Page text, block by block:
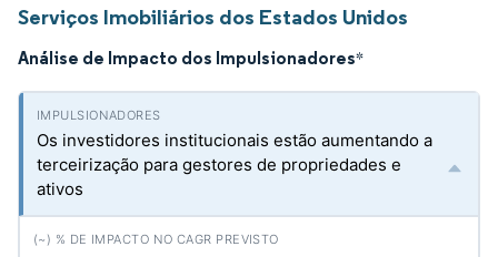
Serviços Imobiliários dos Estados Unidos
Análise de Impacto dos Impulsionadores*
Os investidores institucionais estão aumentando a
terceirização para gestores de propriedades e
ativos